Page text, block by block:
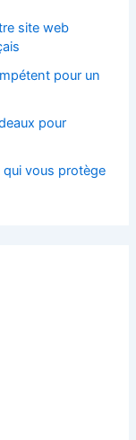
site web
pour un
pour
vous protège